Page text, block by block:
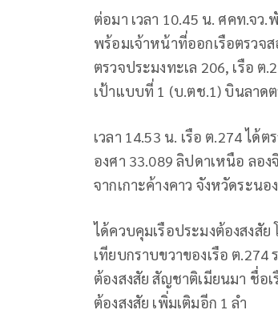
ต่อมา เวลา 10.45 น. ศคท.จว.
พร้อมเจ้าหน้าที่ออกเรือตรวจ
ตรวจประมงทะเล 206, เรือ
เป้าแบบที่ 1 (บ.ตช.1) บินลาด
เวลา 14.53 น. เรือ ต.274 ไ
องศา 33.089 ลิปดาเหนือ ลอ
จากเกาะค้างคาว จังหวัดระน
ได้ควบคุมเรือประมงต้องสงสั
เทียบกราบขวาของเรือ ต
ต้องสงสัย สัญชาติเมียนมา ชื่อเ
ต้องสงสัย เพิ่มเติมอีก 1 ลำ